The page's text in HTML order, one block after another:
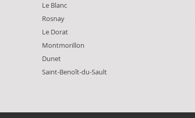
Le Blanc
Rosnay
Le Dorat
Montmorillon
Dunet
Saint-Benoît-du-Sault